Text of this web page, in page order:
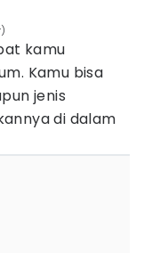
kamu
Kamu bisa
jenis
di dalam